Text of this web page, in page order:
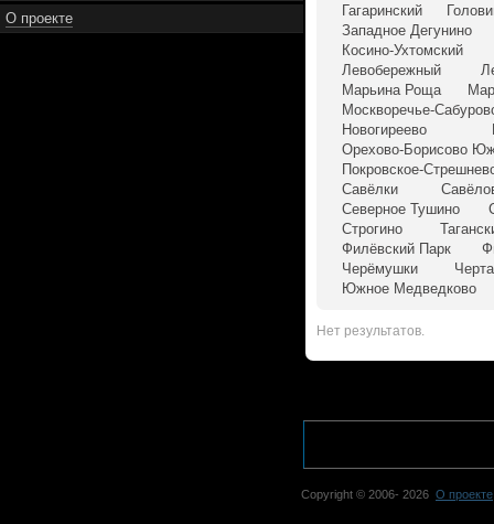
О проекте
Гагаринский
Западное Дегунино
Косино-Ухтомский
Левобережный
Марьина Роща
Москворечье-
Новогиреево
Орехово-Борисово
Покровское-
Савёлки
Северное Тушино
Строгино
Филёвский Парк
Черёмушки
Южное Медведково
Нет результатов.
Copyright © 2006- 2026 О проекте